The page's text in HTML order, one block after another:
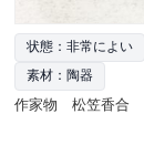
状態：非常によい
素材：陶器
作家物 松笠香合